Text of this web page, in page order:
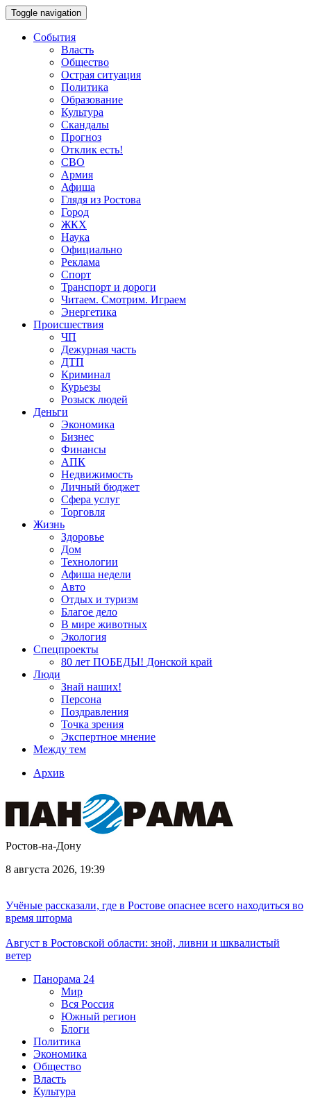
Toggle navigation
События
Власть
Общество
Острая ситуация
Политика
Образование
Культура
Скандалы
Прогноз
Отклик есть!
СВО
Армия
Афиша
Глядя из Ростова
Город
ЖКХ
Наука
Официально
Реклама
Спорт
Транспорт и дороги
Читаем. Смотрим. Играем
Энергетика
Происшествия
ЧП
Дежурная часть
ДТП
Криминал
Курьезы
Розыск людей
Деньги
Экономика
Бизнес
Финансы
АПК
Недвижимость
Личный бюджет
Сфера услуг
Торговля
Жизнь
Здоровье
Дом
Технологии
Афиша недели
Авто
Отдых и туризм
Благое дело
В мире животных
Экология
Спецпроекты
80 лет ПОБЕДЫ! Донской край
Люди
Знай наших!
Персона
Поздравления
Точка зрения
Экспертное мнение
Между тем
Архив
Ростов-на-Дону
8 августа 2026, 19:39
Учёные рассказали, где в Ростове опаснее всего находиться во
время шторма
Август в Ростовской области: зной, ливни и шквалистый
ветер
Панорама 24
Мир
Вся Россия
Южный регион
Блоги
Политика
Экономика
Общество
Власть
Культура